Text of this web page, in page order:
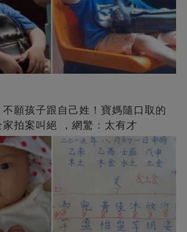
願孩子跟自己姓！寶媽隨口取的
家拍案叫絕 ，網驚：太有才